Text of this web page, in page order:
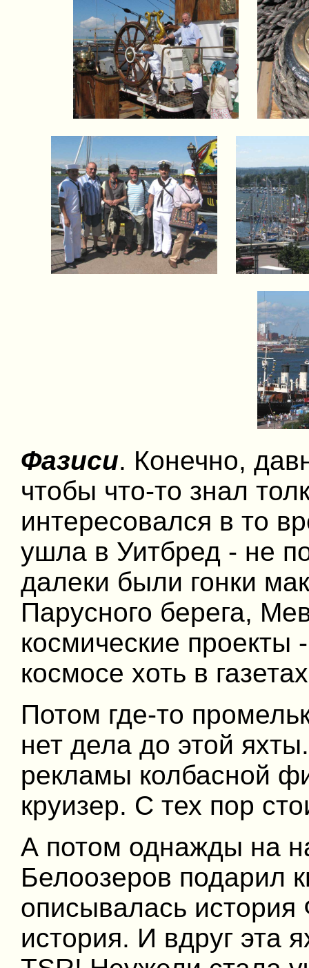
Фазиси. Конечно,
чтобы что-то знал
интересовался в то
ушла в Уитбред - не
далеки были гонки
Парусного берега,
космические
космосе хоть в
Потом где-то
нет дела до этой
рекламы колбасной
круизер. С тех пор
А потом однажды на
Белоозеров подарил
описывалась
история. И вдруг эта